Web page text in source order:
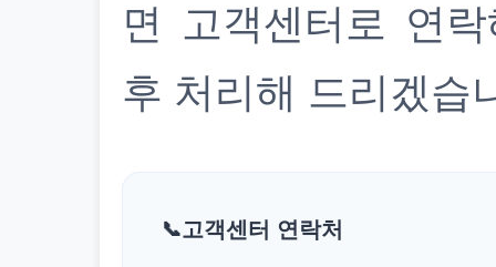
면 고객센터로 연
후 처리해 드리겠습
고객센터 연락처